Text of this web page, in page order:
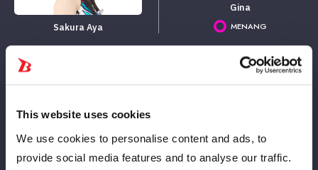
This website uses cookies
We use cookies to personalise content and ads, to
provide social media features and to analyse our traffic.
Sakura Aya
Gina
MENANG
9分42秒
Lihat Laporan
Pertandingan